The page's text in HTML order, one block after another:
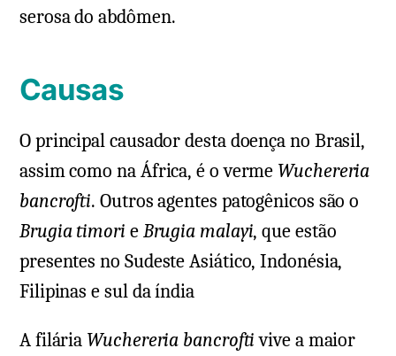
serosa do abdômen.
Causas
O principal causador desta doença no Brasil,
assim como na África, é o verme Wuchereria
bancrofti. Outros agentes patogênicos são o
Brugia timori eBrugia malayi, que estão
presentes no Sudeste Asiático, Indonésia,
Filipinas e sul da índia
A filária Wuchereria bancroftivive a maior